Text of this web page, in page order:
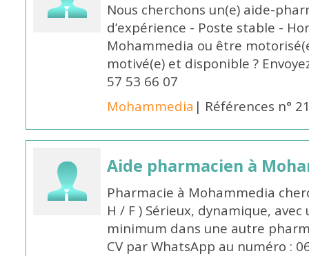
Nous cherchons un(e) aide-
d’expérience - Poste stable -
Mohammedia ou être
motivé(e) et disponible ?
57 53 66 07
Mohammedia | Références n°
Aide pharmacien à
Pharmacie à Mohammedia
H / F ) Sérieux, dynamique,
minimum dans une autre
CV par WhatsApp au numéro :